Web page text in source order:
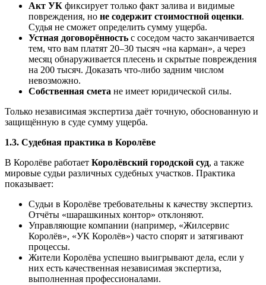
Акт УК фиксирует только факт залива и видимые
повреждения, но не содержит стоимостной оценки.
Судья не сможет определить сумму ущерба.
Устная договорённость с соседом часто заканчивается
тем, что вам платят 20–30 тысяч «на карман», а через
месяц обнаруживается плесень и скрытые повреждения
на 200 тысяч. Доказать что-либо задним числом
невозможно.
Собственная смета не имеет юридической силы.
Только независимая экспертиза даёт точную, обоснованную и
защищённую в суде сумму ущерба.
1.3. Судебная практика в Королёве
В Королёве работает Королёвский городской суд, а также
мировые судьи различных судебных участков. Практика
показывает:
Судьи в Королёве требовательны к качеству экспертиз.
Отчёты «шарашкиных контор» отклоняют.
Управляющие компании (например, «Жилсервис
Королёв», «УК Королёв») часто спорят и затягивают
процессы.
Жители Королёва успешно выигрывают дела, если у
них есть качественная независимая экспертиза,
выполненная профессионалами.